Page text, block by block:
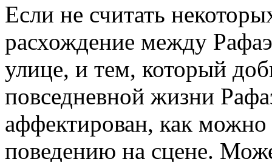
Если не считать
расхождение между
улице, и тем, который
повседневной жизни
аффектирован, как
поведению на сцене.